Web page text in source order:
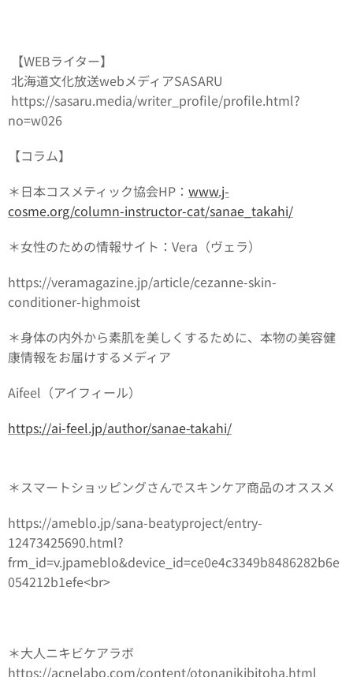
【WEBライター】
北海道文化放送webメディアSASARU
https://sasaru.media/writer_profile/profile.html?
no=w026
【コラム】
＊日本コスメティック協会HP： www.j-
cosme.org/column-instructor-cat/sanae_takahi/
＊女性のための情報サイト：Vera（ヴェラ）
https://veramagazine.jp/article/cezanne-skin-
conditioner-highmoist
＊身体の内外から素肌を美しくするために、本物の美容健
康情報をお届けするメディア
Aifeel（アイフィール）
https://ai-feel.jp/author/sanae-takahi/
＊スマートショッピングさんでスキンケア商品のオススメ
https://ameblo.jp/sana-beatyproject/entry-
12473425690.html?
frm_id=v.jpameblo&device_id=ce0e4c3349b8486282b6e
054212b1efe<br>
＊大人ニキビケアラボ
https://acnelabo.com/content/otonanikibitoha.html